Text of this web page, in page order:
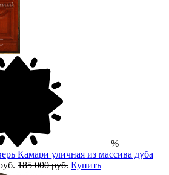
%
Камари уличная из массива дуба
185 000 руб. Купить